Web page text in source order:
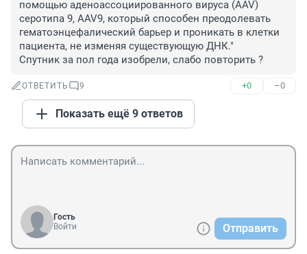
помощью аденоассоциированного вируса (AAV)
серотипа 9, AAV9, который способен преодолевать
гематоэнцефалический барьер и проникать в клетки
пациента, не изменяя существующую ДНК."
Спутник за пол года изобрели, слабо повторить ?
ОТВЕТИТЬ 9 +0 –0
Показать ещё 9 ответов
Гость
Войти
Отправить